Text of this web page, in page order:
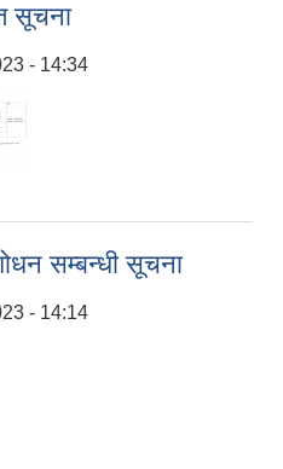
सूचना
- 14:34
सम्बन्धी सूचना
- 14:14